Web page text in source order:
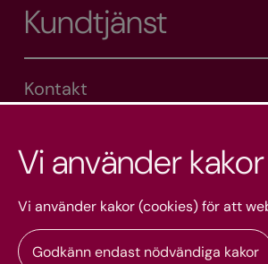
Kundtjänst
Kontakt
Om Svenska kyrkans
Vi använder kakor
Vi använder kakor (cookies) för att
Godkänn endast nödvändiga kakor